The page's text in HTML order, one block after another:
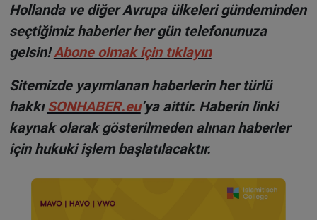
Hollanda ve diğer Avrupa ülkeleri gündeminden
seçtiğimiz haberler her gün telefonunuza
gelsin!Abone olmak için tıklayın
Sitemizde yayımlanan haberlerin her türlü
hakkıSONHABER.eu’ya aittir. Haberin linki
kaynak olarak gösterilmeden alınan haberler
için hukuki işlem başlatılacaktır.